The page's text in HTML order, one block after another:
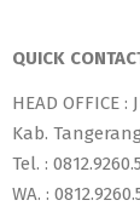
QUICK
HEAD OFFICE
Kab.
Tel. :
WA. :